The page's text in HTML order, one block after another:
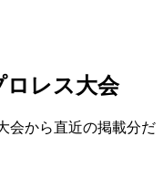
ロレス大会
会から直近の掲載分だ